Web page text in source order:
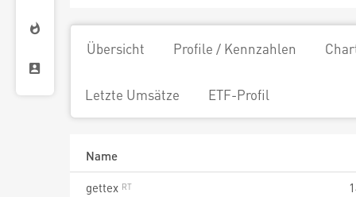
Übersicht Profile / Kennzahlen
Letzte Umsätze ETF-Profil
Name
gettex